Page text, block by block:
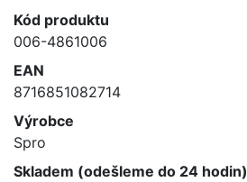
Kód produktu
006-4861006
EAN
8716851082714
Výrobce
Spro
Skladem (odešleme do 24 hodin)